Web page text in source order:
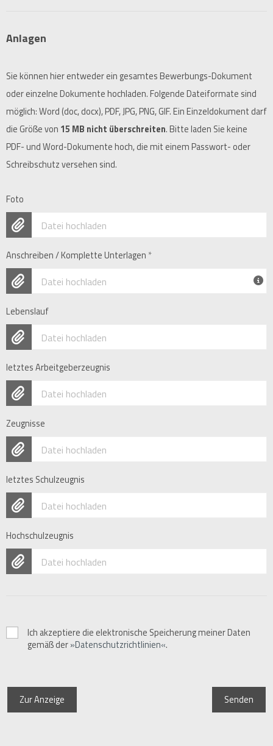
Anlagen
Sie können hier entweder ein gesamtes Bewerbungs-Dokument
oder einzelne Dokumente hochladen. Folgende Dateiformate sind
möglich: Word (doc, docx), PDF, JPG, PNG, GIF. Ein Einzeldokument darf
die Größe von 15 MB nicht überschreiten. Bitte laden Sie keine
PDF- und Word-Dokumente hoch, die mit einem Passwort- oder
Schreibschutz versehen sind.
Foto
Datei hochladen
Anschreiben / Komplette Unterlagen *
Datei hochladen
Lebenslauf
Datei hochladen
letztes Arbeitgeberzeugnis
Datei hochladen
Zeugnisse
Datei hochladen
letztes Schulzeugnis
Datei hochladen
Hochschulzeugnis
Datei hochladen
Ich akzeptiere die elektronische Speicherung meiner Daten
gemäß der Datenschutzrichtlinien .
Zur Anzeige Senden